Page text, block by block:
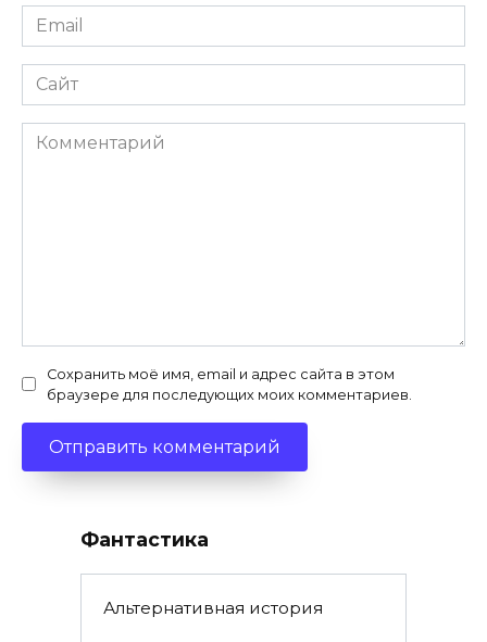
Email
*
Сайт
Комментарий
Сохранить моё имя, email и адрес сайта в этом
браузере для последующих моих комментариев.
Фантастика
Альтернативная история